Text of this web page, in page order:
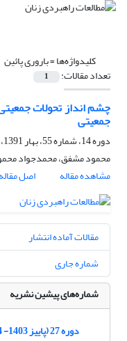
کلیدواژه‌ها =باروری پائین
تعداد مقالات: 1
چشم انداز تحولات
جمعیتی
دوره 14، شماره 55، بهار 1391، صفحه
محمود مشفق، محمدجواد
مشاهده مقاله
اصل مقاله
مقالات آماده انتشار
شماره جاری
شماره‌های پیشین نشریه
دوره 27 (پاییز 1403- 1404)